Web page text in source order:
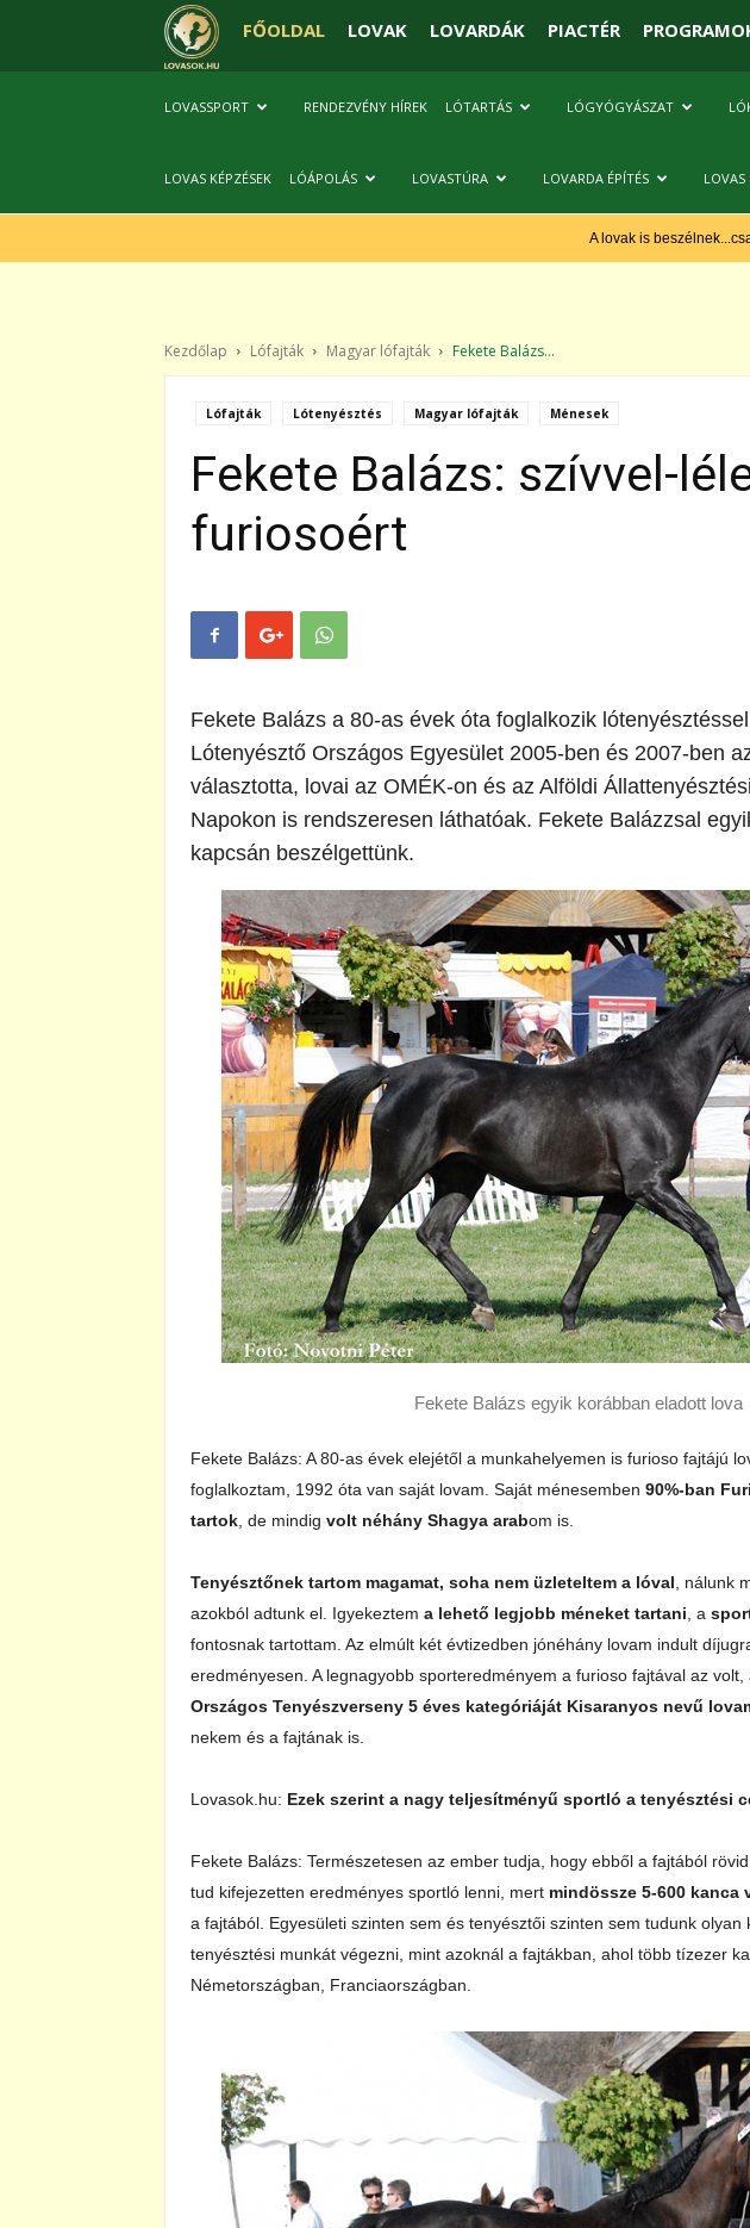
FŐOLDAL LOVAK LOVARDÁK PIACTÉR
LOVASSPORT RENDEZVÉNY HÍREK LÓTARTÁS LÓGYÓGYÁSZAT
LOVAS KÉPZÉSEK LÓÁPOLÁS LOVASTÚRA LOVARDA ÉPÍTÉS
A lovak is
Kezdőlap Lófajták Magyar lófajták Fekete Balázs...
Lófajták Lótenyésztés Magyar lófajták Ménesek
Fekete Balázs: szívvel-
furiosoért
Fekete Balázs a 80-as évek óta foglalkozik
Lótenyésztő Országos Egyesület 2005-ben és 2007-ben
választotta, lovai az OMÉK-on és az Alföldi
Napokon is rendszeresen láthatóak. Fekete Balázzsal
kapcsán beszélgettünk.
Fekete Balázs egyik korábban eladott lova
Fekete Balázs: A 80-as évek elejétől a munkahelyemen is furioso fajtájú
foglalkoztam, 1992 óta van saját lovam. Saját ménesemben 90%-ban
tartok , de mindig volt néhány Shagya arabom is.
Tenyésztőnek tartom magamat, soha nem üzleteltem a lóval , nálunk
azokból adtunk el. Igyekeztem a lehető legjobb méneket tartani , a
fontosnak tartottam. Az elmúlt két évtizedben jónéhány lovam indult
eredményesen. A legnagyobb sporteredményem a furioso fajtával az volt,
Országos Tenyészverseny 5 éves kategóriáját Kisaranyos nevű
nekem és a fajtának is.
Lovasok.hu: Ezek szerint a nagy teljesítményű sportló a tenyésztési
Fekete Balázs: Természetesen az ember tudja, hogy ebből a fajtából
tud kifejezetten eredményes sportló lenni, mert mindössze 5-600 kanca
a fajtából. Egyesületi szinten sem és tenyésztői szinten sem tudunk olyan
tenyésztési munkát végezni, mint azoknál a fajtákban, ahol több tízezer
Németországban, Franciaországban.